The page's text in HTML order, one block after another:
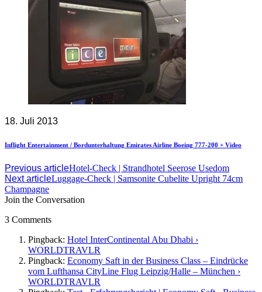
18. Juli 2013
Inflight Entertainment / Bordunterhaltung Emirates Airline Boeing 777-200 + Video
Previous articleHotel-Check | Strandhotel Seerose Usedom
Next articleLuggage-Check | Samsonite Cubelite Upright 74cm
Champagne
Join the Conversation
3 Comments
Pingback: Hotel InterContinental Abu Dhabi ›
WORLDTRAVLR
Pingback: Economy Saft in der Business Class – Eindrücke
vom Lufthansa CityLine Flug Leipzig/Halle – München ›
WORLDTRAVLR